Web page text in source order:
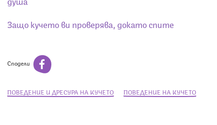
Защо кучето ви проверява, докато спите
Сподели
ПОВЕДЕНИЕ И ДРЕСУРА НА КУЧЕТО ПОВЕДЕНИЕ НА КУЧЕТО